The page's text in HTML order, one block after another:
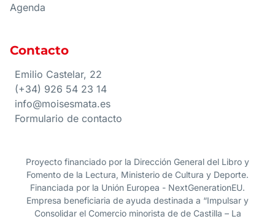
Agenda
Contacto
Emilio Castelar, 22
(+34) 926 54 23 14
info@moisesmata.es
Formulario de contacto
Proyecto financiado por la Dirección General del Libro y
Fomento de la Lectura, Ministerio de Cultura y Deporte.
Financiada por la Unión Europea - NextGenerationEU.
Empresa beneficiaria de ayuda destinada a “Impulsar y
Consolidar el Comercio minorista de de Castilla – La